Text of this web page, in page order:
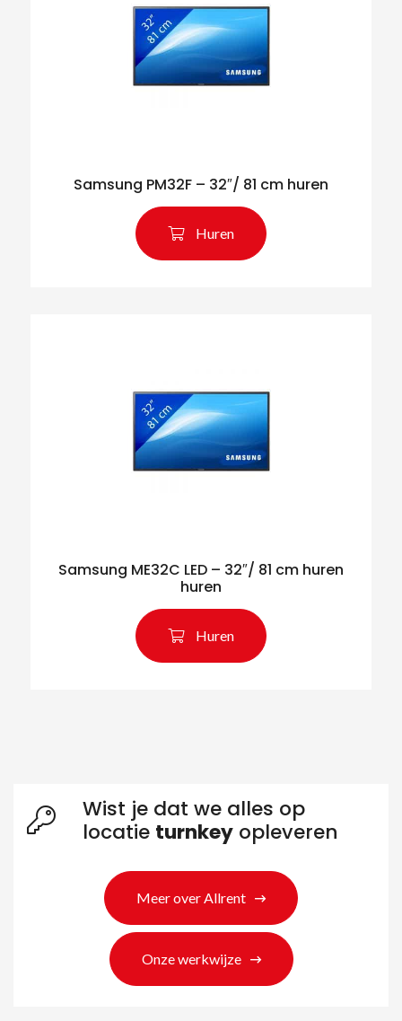
Samsung PM32F – 32″/ 81 cm huren
Huren
Samsung ME32C LED – 32″/ 81 cm huren
huren
Huren
Wist je dat we alles op
locatie turnkey opleveren
Meer over Allrent
Onze werkwijze